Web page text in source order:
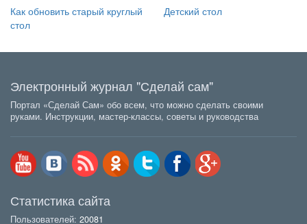
Как обновить старый круглый
стол
Детский стол
Электронный журнал "Сделай сам"
Портал «Сделай Сам» обо всем, что можно сделать своими
руками. Инструкции, мастер-классы, советы и руководства
Статистика сайта
Пользователей: 20081